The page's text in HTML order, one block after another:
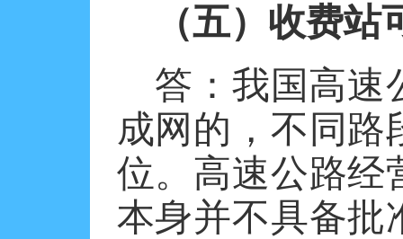
（五）收费
答：我国高速
成网的，不同路
位。高速公路经
本身并不具备批